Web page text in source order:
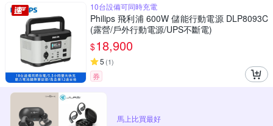
10台設備可同時充電
Philips 飛利浦 600W 儲能行動電源 DLP8093C
(露營/戶外行動電源/UPS不斷電)
$18,900
5 (1)
券
馬上比買最好